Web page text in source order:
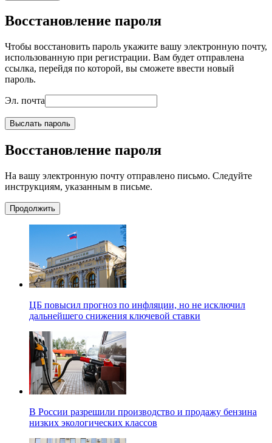
Восстановление пароля
Чтобы восстановить пароль укажите вашу электронную почту,
использованную при регистрации. Вам будет отправлена
ссылка, перейдя по которой, вы сможете ввести новый
пароль.
Эл. почта
Выслать пароль
Восстановление пароля
На вашу электронную почту отправлено письмо. Следуйте
инструкциям, указанным в письме.
Продолжить
ЦБ повысил прогноз по инфляции, но не исключил
дальнейшего снижения ключевой ставки
В России разрешили производство и продажу бензина
низких экологических классов